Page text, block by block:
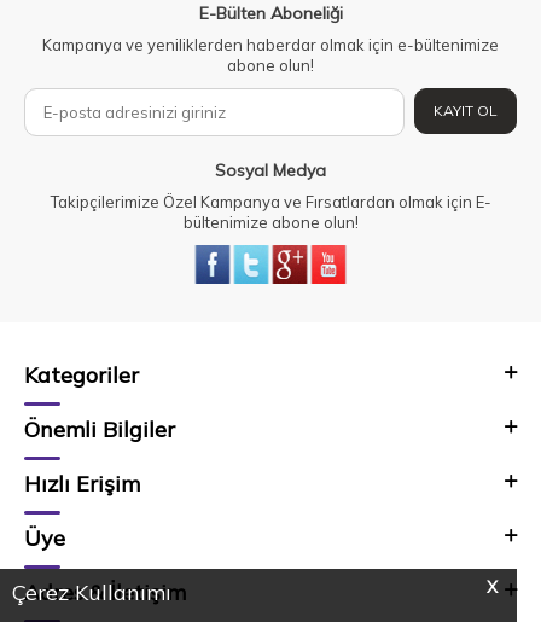
X
Çerez Kullanımı
E-Bülten Aboneliği
Kampanya ve yeniliklerden haberdar olmak için e-bültenimize
abone olun!
KAYIT OL
Sosyal Medya
Takipçilerimize Özel Kampanya ve Fırsatlardan olmak için E-
bültenimize abone olun!
Kategoriler
Önemli Bilgiler
Hızlı Erişim
Üye
Adres & İletişim